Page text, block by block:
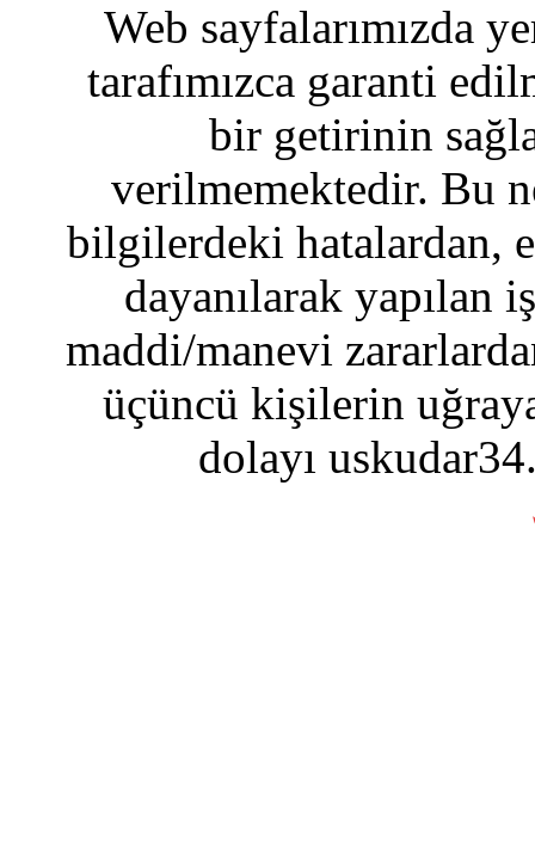
Web sayfalarımızda
tarafımızca garanti
bir getirinin
verilmemektedir. Bu
bilgilerdeki hatalardan,
dayanılarak yapılan
maddi/manevi
üçüncü kişilerin
dolayı